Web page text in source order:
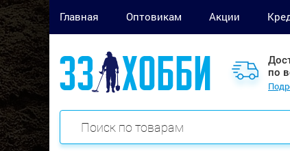
Главная Оптовикам Акции
по